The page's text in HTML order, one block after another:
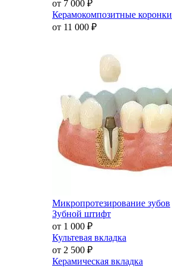
от 7 000 ₽
Керамокомпозитные коронки
от 11 000 ₽
Микропротезирование зубов
Зубной штифт
от 1 000 ₽
Культевая вкладка
от 2 500 ₽
Керамическая вкладка